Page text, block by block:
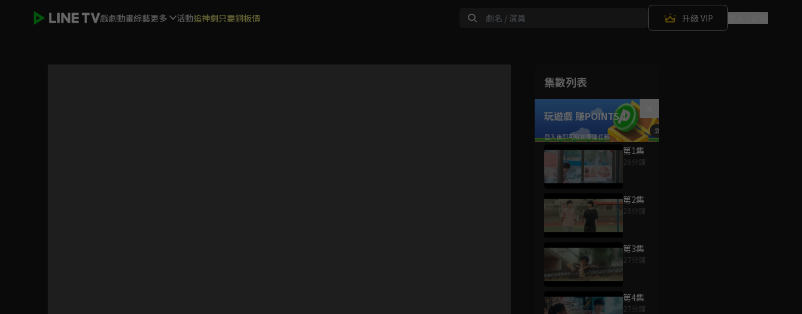
戲劇動畫綜藝更多 活動追神劇只要銅板價 升級 VIP
集數列表
玩遊戲 賺POINTS！
第1集
26分鐘
第2集
28分鐘
第3集
27分鐘
第4集
27分鐘